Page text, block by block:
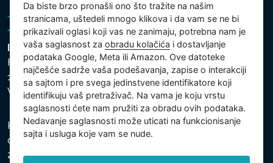
Intex Trading, s.r.o.
Hradecká 2526/3
130 00 Praha 3
Vinohrady - Česká republika
Kompanija je registrovana u Opštinskom sudu u Pragu,
odeljak C, uložak 74759, Identifikacioni broj kompanije:
26150808, Poreski identifikacioni broj: CZ26150808.
Da biste brzo pronašli ono što tražite na našim
stranicama, uštedeli mnogo klikova i da vam se ne bi
prikazivali oglasi koji vas ne zanimaju, potrebna nam je
vaša saglasnost zaobradu kolačića i dostavljanje
podataka Google, Meta ili Amazon. Ove datoteke
najčešće sadrže vaša podešavanja, zapise o interakciji
sa sajtom i pre svega jedinstvene identifikatore koji
identifikuju vaš pretraživač. Na vama je koju vrstu
saglasnosti ćete nam pružiti za obradu ovih podataka.
Nedavanje saglasnosti može uticati na funkcionisanje
sajta i usluga koje vam se nude.